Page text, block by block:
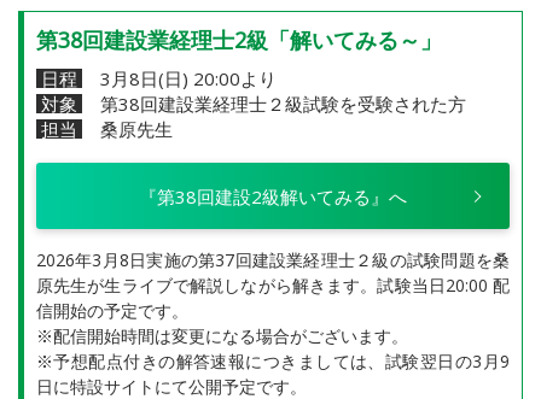
第38回建設業経理士2級「解いてみる～」
日程
3月8日(日) 20:00より
対象
第38回建設業経理士２級試験を受験された方
担当
桑原先生
『第38回建設2級解いてみる』へ
2026年3月8日実施の第37回建設業経理士２級の試験問題を桑
原先生が生ライブで解説しながら解きます。試験当日20:00 配
信開始の予定です。
※配信開始時間は変更になる場合がございます。
※予想配点付きの解答速報につきましては、試験翌日の3月9
日に特設サイトにて公開予定です。